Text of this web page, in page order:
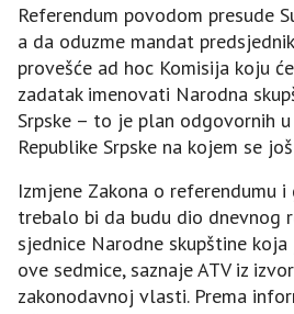
Referendum povodom presude
a da oduzme mandat
provešće ad hoc Komisija koju
zadatak imenovati Narodna
Srpske – to je plan odgovornih
Republike Srpske na kojem se
Izmjene Zakona o referendumu
trebalo bi da budu dio dnevnog
sjednice Narodne skupštine
ove sedmice, saznaje ATV iz
zakonodavnoj vlasti. Prema